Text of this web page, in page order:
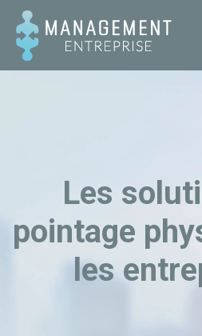
Les
pointage
les